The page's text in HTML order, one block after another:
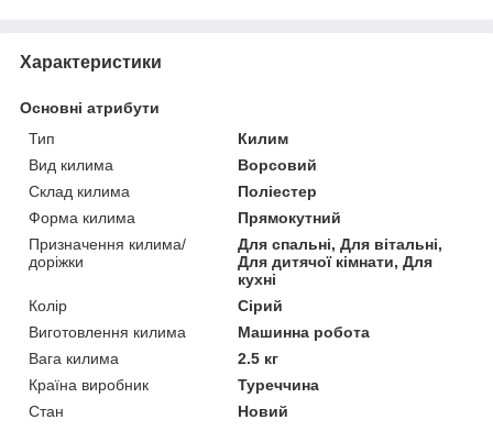
Характеристики
Основні атрибути
Тип
Килим
Вид килима
Ворсовий
Склад килима
Поліестер
Форма килима
Прямокутний
Призначення килима/
доріжки
Для спальні, Для вітальні,
Для дитячої кімнати, Для
кухні
Колір
Сірий
Виготовлення килима
Машинна робота
Вага килима
2.5 кг
Країна виробник
Туреччина
Стан
Новий